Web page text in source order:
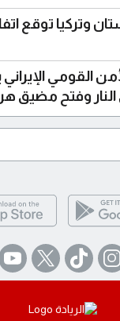
وتركيا توقع
القومي
وفتح مضيق